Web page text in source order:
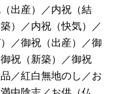
出産）／内祝（結
）／内祝（快気）／
／御祝（出産）／御
祝（新築）／御祝
／紅白無地のし／お